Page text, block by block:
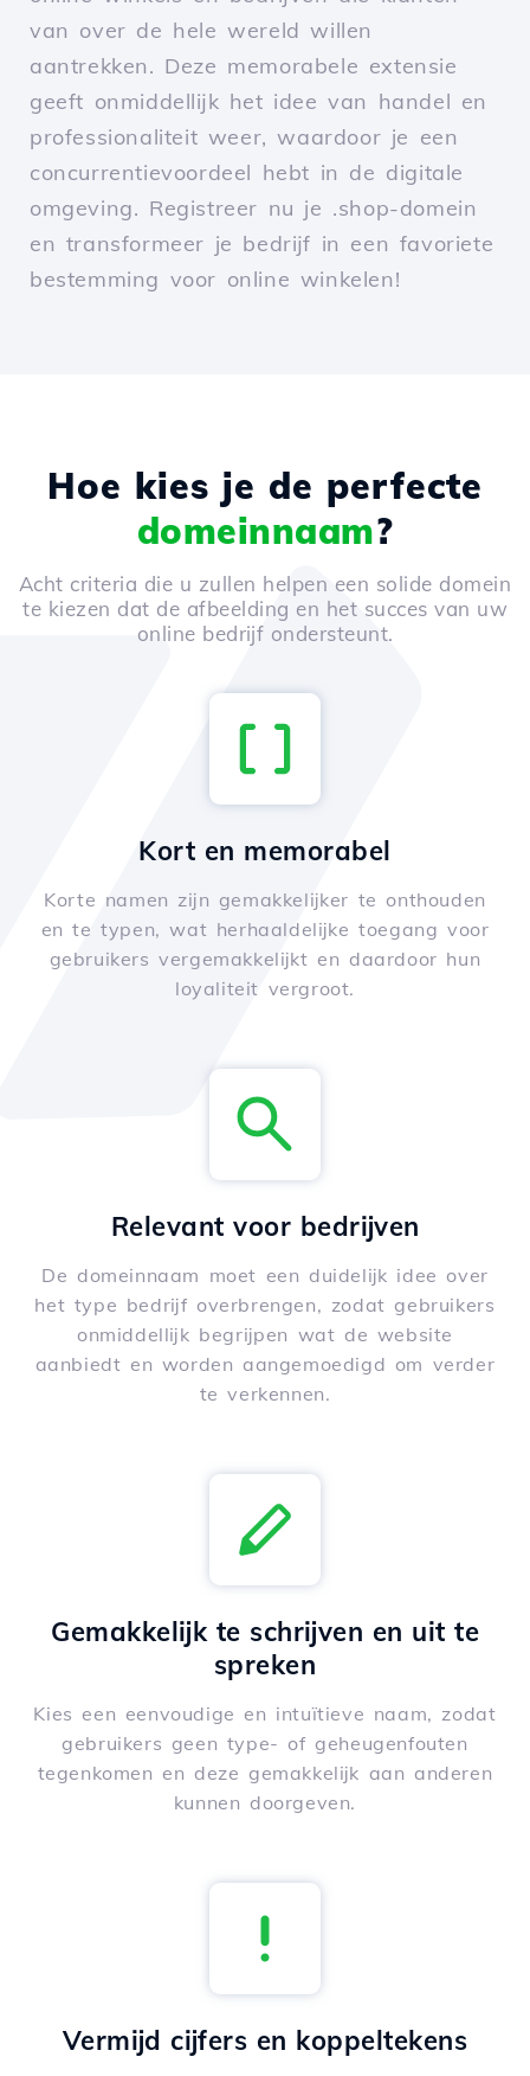
van over de hele wereld willen
aantrekken. Deze memorabele extensie
geeft onmiddellijk het idee van handel en
professionaliteit weer, waardoor je een
concurrentievoordeel hebt in de digitale
omgeving. Registreer nu je .shop-domein
en transformeer je bedrijf in een favoriete
bestemming voor online winkelen!
Hoe kies je de perfecte
domeinnaam?
Acht criteria die u zullen helpen een solide domein
te kiezen dat de afbeelding en het succes van uw
online bedrijf ondersteunt.
Kort en memorabel
Korte namen zijn gemakkelijker te onthouden
en te typen, wat herhaaldelijke toegang voor
gebruikers vergemakkelijkt en daardoor hun
loyaliteit vergroot.
Relevant voor bedrijven
De domeinnaam moet een duidelijk idee over
het type bedrijf overbrengen, zodat gebruikers
onmiddellijk begrijpen wat de website
aanbiedt en worden aangemoedigd om verder
te verkennen.
Gemakkelijk te schrijven en uit te
spreken
Kies een eenvoudige en intuïtieve naam, zodat
gebruikers geen type- of geheugenfouten
tegenkomen en deze gemakkelijk aan anderen
kunnen doorgeven.
Vermijd cijfers en koppeltekens